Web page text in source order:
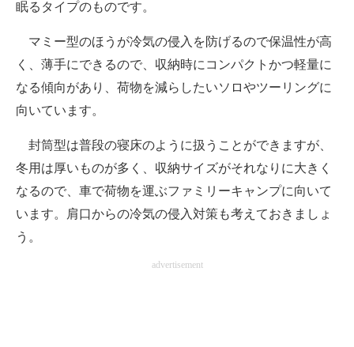
眠るタイプのものです。
マミー型のほうが冷気の侵入を防げるので保温性が高
く、薄手にできるので、収納時にコンパクトかつ軽量に
なる傾向があり、荷物を減らしたいソロやツーリングに
向いています。
封筒型は普段の寝床のように扱うことができますが、
冬用は厚いものが多く、収納サイズがそれなりに大きく
なるので、車で荷物を運ぶファミリーキャンプに向いて
います。肩口からの冷気の侵入対策も考えておきましょ
う。
advertisement